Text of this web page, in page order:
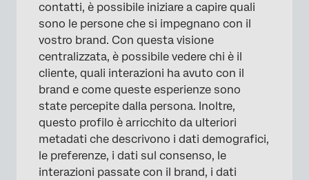
contatti, è possibile iniziare a capire quali
sono le persone che si impegnano con il
vostro brand. Con questa visione
centralizzata, è possibile vedere chi è il
cliente, quali interazioni ha avuto con il
brand e come queste esperienze sono
state percepite dalla persona. Inoltre,
questo profilo è arricchito da ulteriori
metadati che descrivono i dati demografici,
le preferenze, i dati sul consenso, le
interazioni passate con il brand, i dati